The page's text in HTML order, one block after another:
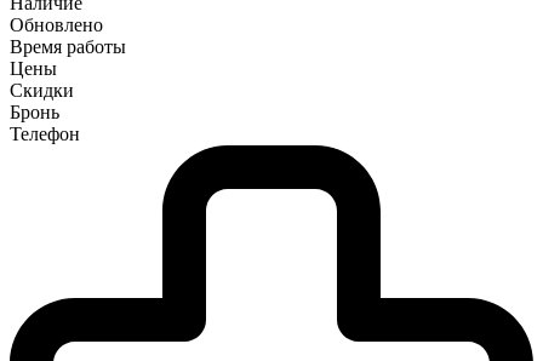
Обновлено
Время работы
Цены
Скидки
Бронь
Телефон